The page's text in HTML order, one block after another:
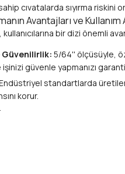
cıvatalarda sıyırma riskini
Avantajları ve Kullanım
, kullanıcılarına bir dizi önemli
Güvenilirlik: 5/64'' ölçüsüyle,
güvenle yapmanızı
standartlarda
korur.